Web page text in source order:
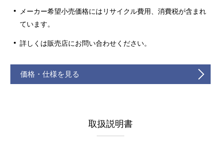
メーカー希望小売価格にはリサイクル費用、消費税が含まれ
ています。
詳しくは販売店にお問い合わせください。
価格・仕様を見る
取扱説明書